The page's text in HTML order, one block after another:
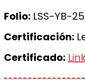
Folio: LSS-YB-
Certificación:
Certificado: